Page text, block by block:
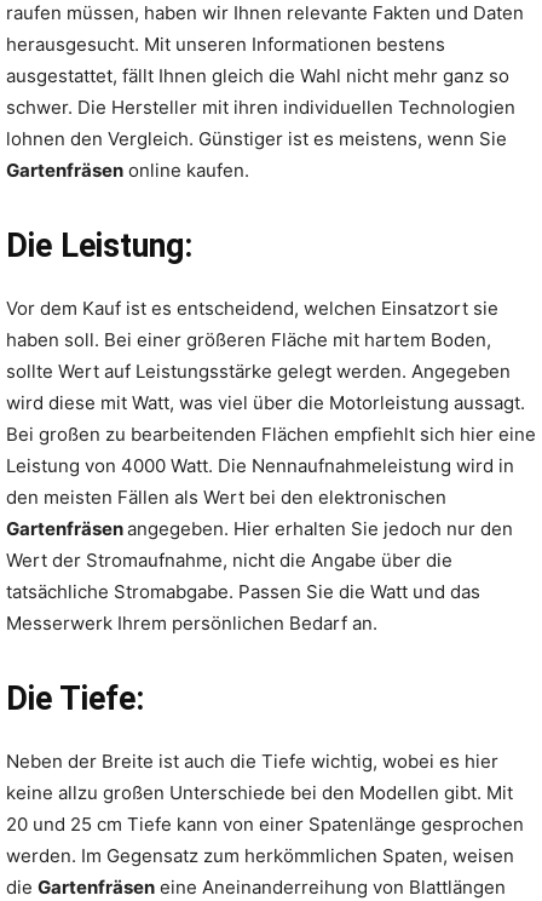
raufen müssen, haben wir Ihnen relevante Fakten und Daten
herausgesucht. Mit unseren Informationen bestens
ausgestattet, fällt Ihnen gleich die Wahl nicht mehr ganz so
schwer. Die Hersteller mit ihren individuellen Technologien
lohnen den Vergleich. Günstiger ist es meistens, wenn Sie
Gartenfräsen online kaufen.
Die Leistung:
Vor dem Kauf ist es entscheidend, welchen Einsatzort sie
haben soll. Bei einer größeren Fläche mit hartem Boden,
sollte Wert auf Leistungsstärke gelegt werden. Angegeben
wird diese mit Watt, was viel über die Motorleistung aussagt.
Bei großen zu bearbeitenden Flächen empfiehlt sich hier eine
Leistung von 4000 Watt. Die Nennaufnahmeleistung wird in
den meisten Fällen als Wert bei den elektronischen
Gartenfräsenangegeben. Hier erhalten Sie jedoch nur den
Wert der Stromaufnahme, nicht die Angabe über die
tatsächliche Stromabgabe. Passen Sie die Watt und das
Messerwerk Ihrem persönlichen Bedarf an.
Die Tiefe:
Neben der Breite ist auch die Tiefe wichtig, wobei es hier
keine allzu großen Unterschiede bei den Modellen gibt. Mit
20 und 25 cm Tiefe kann von einer Spatenlänge gesprochen
werden. Im Gegensatz zum herkömmlichen Spaten, weisen
die Gartenfräsen eine Aneinanderreihung von Blattlängen